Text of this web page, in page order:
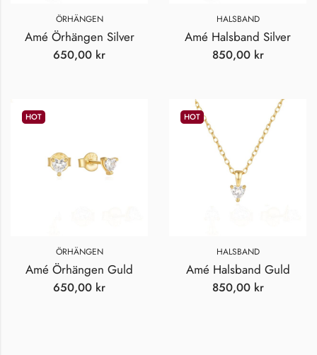
ÖRHÄNGEN
Amé Örhängen Silver
650,00 kr
HALSBAND
Amé Halsband Silver
850,00 kr
HOT
ÖRHÄNGEN
Amé Örhängen Guld
650,00 kr
HOT
HALSBAND
Amé Halsband Guld
850,00 kr